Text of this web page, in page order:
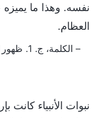
نفسه. وهذا ما يميزه
العظام.
–
نبوات الأنبياء